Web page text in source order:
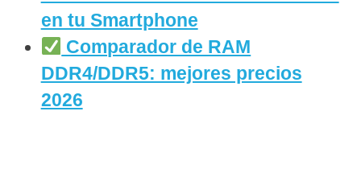
en tu Smartphone
Comparador de RAM
DDR4/DDR5: mejores precios
2026